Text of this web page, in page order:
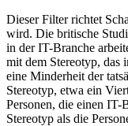
Dieser Filter richtet
wird. Die britische
in der IT-Branche
mit dem Stereotyp, das
eine Minderheit der
Stereotyp, etwa ein
Personen, die einen IT-
Stereotyp als die